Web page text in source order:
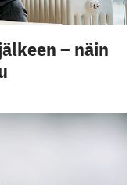
– näin